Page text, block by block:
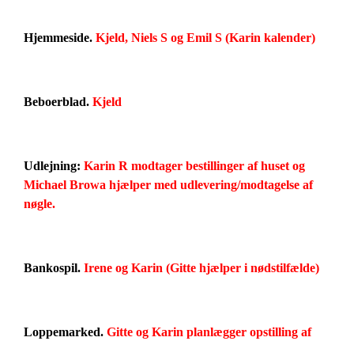
Hjemmeside. Kjeld, Niels S og Emil S (Karin kalender)
Beboerblad. Kjeld
Udlejning: Karin R modtager bestillinger af huset og
Michael Browa hjælper med udlevering/modtagelse af
nøgle.
Bankospil. Irene og Karin (Gitte hjælper i nødstilfælde)
Loppemarked. Gitte og Karin planlægger opstilling af